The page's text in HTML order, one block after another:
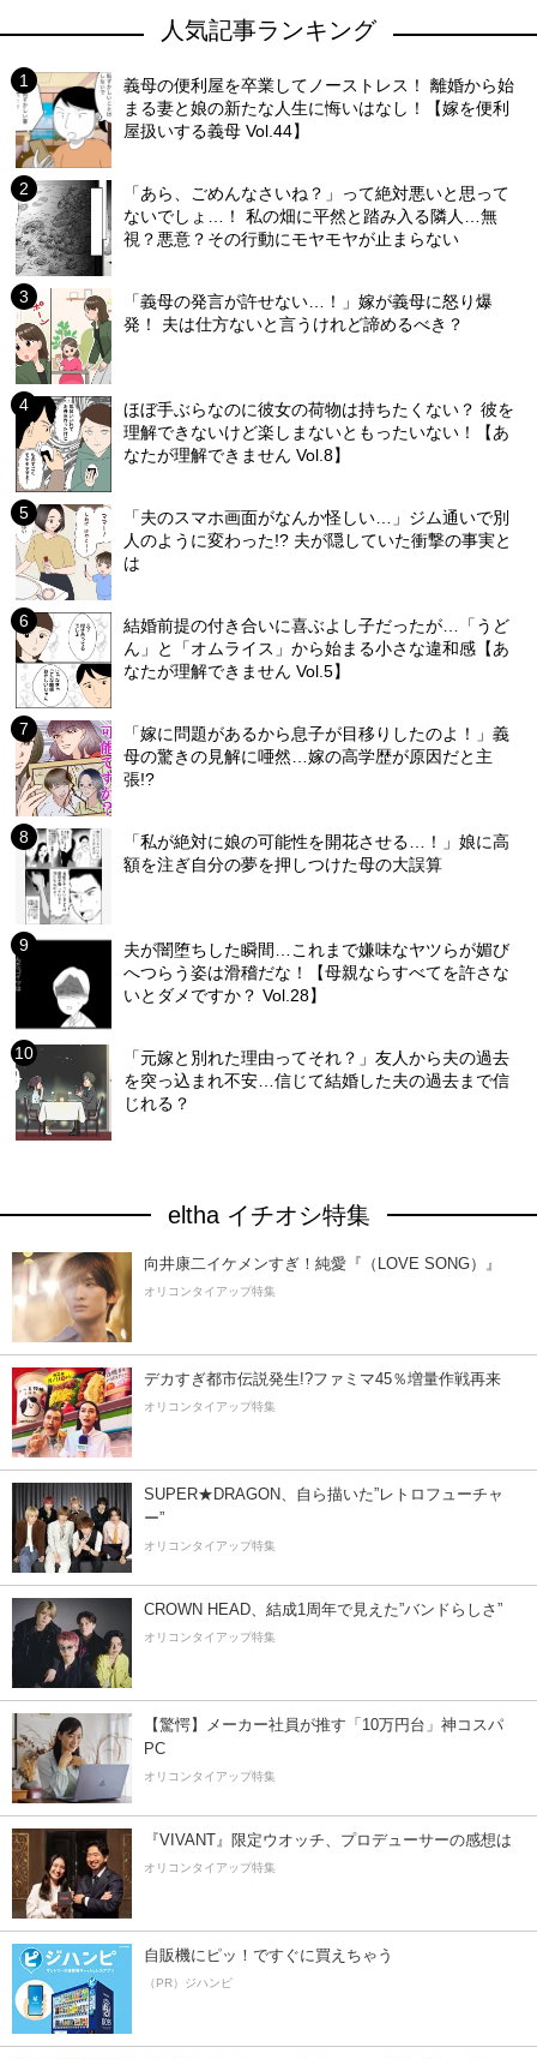
人気記事ランキング
義母の便利屋を卒業してノーストレス！ 離婚から始
まる妻と娘の新たな人生に悔いはなし！【嫁を便利
屋扱いする義母 Vol.44】
「あら、ごめんなさいね？」って絶対悪いと思って
ないでしょ…！ 私の畑に平然と踏み入る隣人…無
視？悪意？その行動にモヤモヤが止まらない
「義母の発言が許せない…！」嫁が義母に怒り爆
発！ 夫は仕方ないと言うけれど諦めるべき？
ほぼ手ぶらなのに彼女の荷物は持ちたくない？ 彼を
理解できないけど楽しまないともったいない！【あ
なたが理解できません Vol.8】
「夫のスマホ画面がなんか怪しい…」ジム通いで別
人のように変わった!? 夫が隠していた衝撃の事実と
は
結婚前提の付き合いに喜ぶよし子だったが…「うど
ん」と「オムライス」から始まる小さな違和感【あ
なたが理解できません Vol.5】
「嫁に問題があるから息子が目移りしたのよ！」義
母の驚きの見解に唖然…嫁の高学歴が原因だと主
張!?
「私が絶対に娘の可能性を開花させる…！」娘に高
額を注ぎ自分の夢を押しつけた母の大誤算
夫が闇堕ちした瞬間…これまで嫌味なヤツらが媚び
へつらう姿は滑稽だな！【母親ならすべてを許さな
いとダメですか？ Vol.28】
「元嫁と別れた理由ってそれ？」友人から夫の過去
を突っ込まれ不安…信じて結婚した夫の過去まで信
じれる？
eltha イチオシ特集
向井康二イケメンすぎ！純愛『（LOVE SONG）』
オリコンタイアップ特集
デカすぎ都市伝説発生!?ファミマ45％増量作戦再来
オリコンタイアップ特集
SUPER★DRAGON、自ら描いた”レトロフューチャ
ー”
オリコンタイアップ特集
CROWN HEAD、結成1周年で見えた”バンドらしさ”
オリコンタイアップ特集
【驚愕】メーカー社員が推す「10万円台」神コスパ
PC
オリコンタイアップ特集
『VIVANT』限定ウオッチ、プロデューサーの感想は
オリコンタイアップ特集
自販機にピッ！ですぐに買えちゃう
（PR）ジハンピ